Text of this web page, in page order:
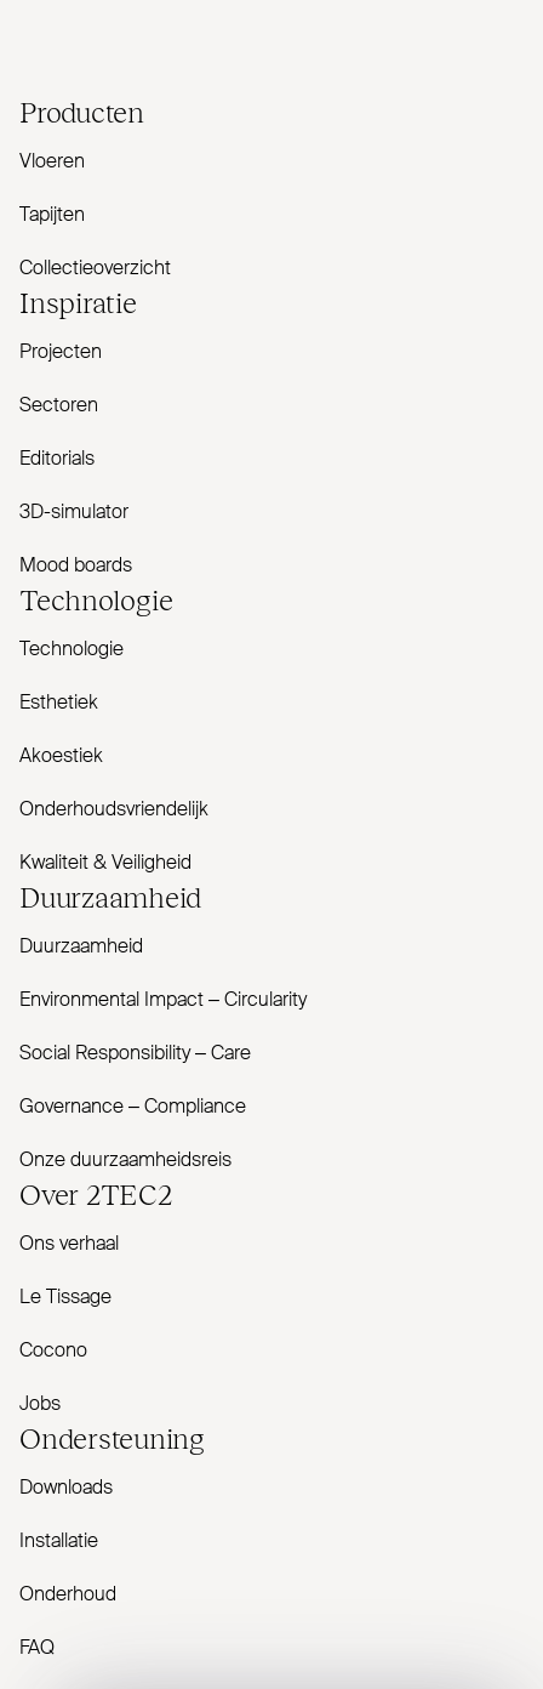
Producten
Vloeren
Tapijten
Collectieoverzicht
Inspiratie
Projecten
Sectoren
Editorials
3D-simulator
Mood boards
Tech­nologie
Technologie
Esthetiek
Akoestiek
Onderhoudsvriendelijk
Kwaliteit & Veiligheid
Duur­zaamheid
Duurzaamheid
Envi­ronmental Impact – Cir­cularity
Social Responsibility – Care
Governance – Com­pliance
Onze duurzaamheidsreis
Over 2TEC2
Ons verhaal
Le Tissage
Cocono
Jobs
Onder­steuning
Downloads
Installatie
Onderhoud
FAQ